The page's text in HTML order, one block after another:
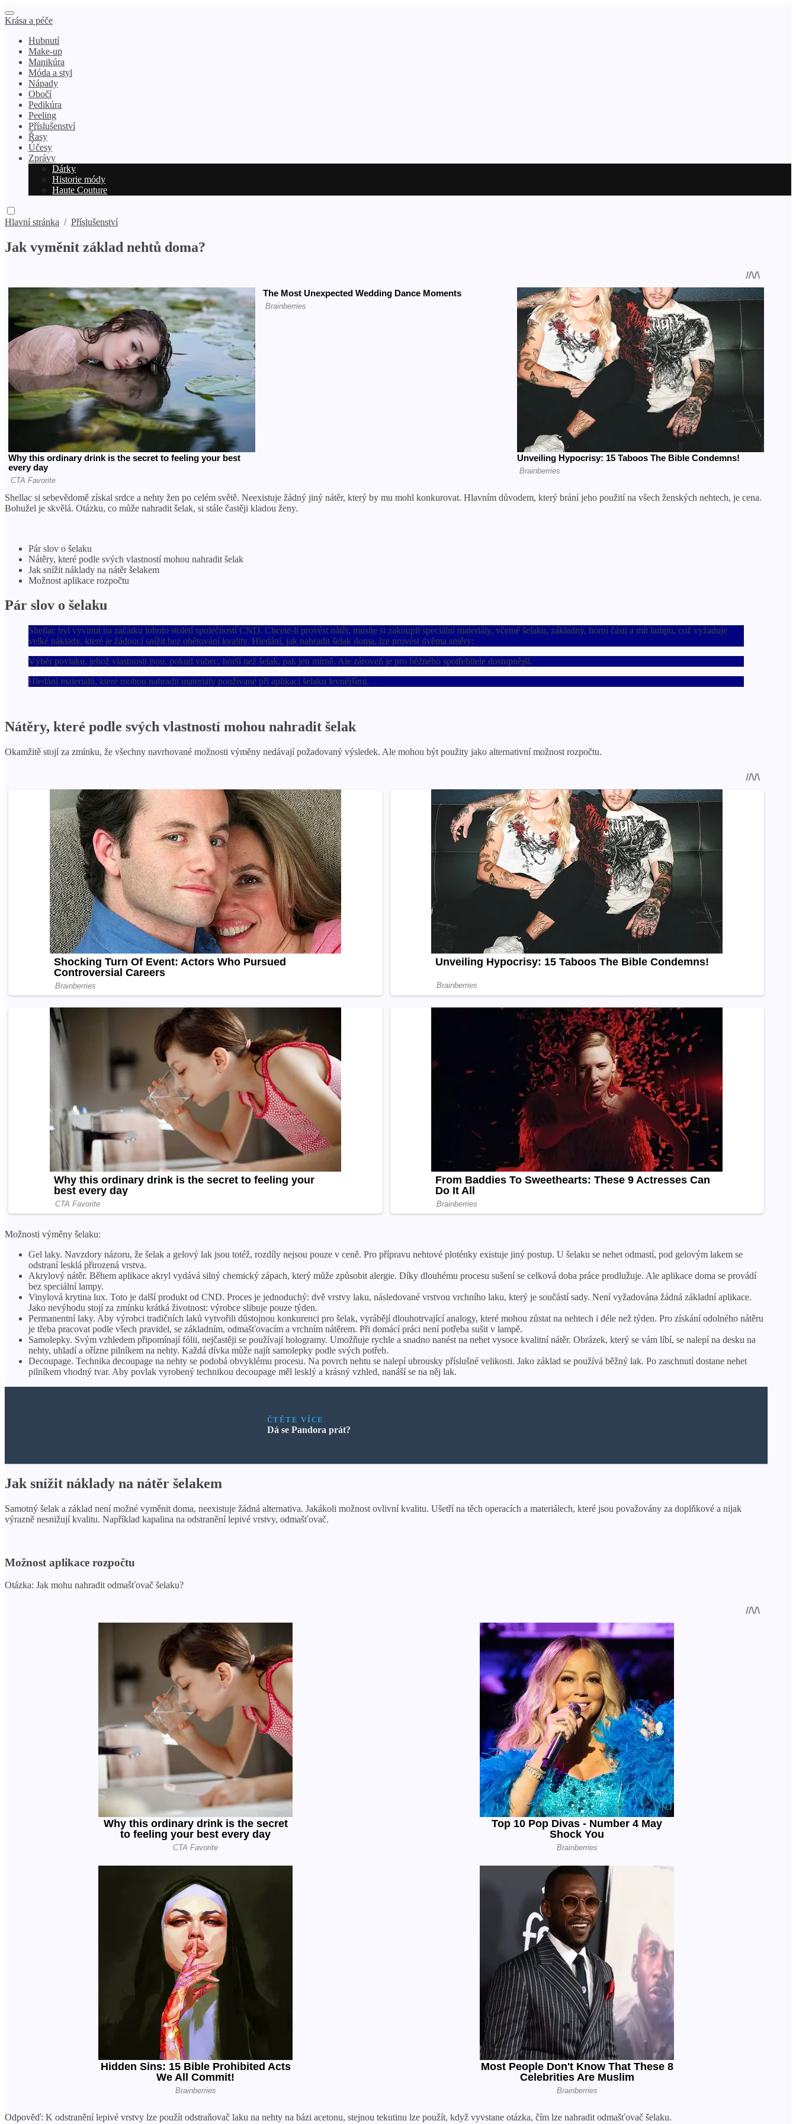
Krása a péče
Hubnutí
Make-up
Manikúra
Móda a styl
Nápady
Obočí
Pedikúra
Peeling
Příslušenství
Řasy
Účesy
Zprávy
Dárky
Historie módy
Haute Couture
Hlavní stránka / Příslušenství
Jak vyměnit základ nehtů doma?
Shellac si sebevědomě získal srdce a nehty žen po celém světě. Neexistuje žádný jiný nátěr, který by mu mohl konkurovat. Hlavním důvodem, který brání jeho použití na všech ženských nehtech, je cena.
Bohužel je skvělá. Otázku, co může nahradit šelak, si stále častěji kladou ženy.
Pár slov o šelaku
Nátěry, které podle svých vlastností mohou nahradit šelak
Jak snížit náklady na nátěr šelakem
Možnost aplikace rozpočtu
Pár slov o šelaku
Shellac byl vyvinut na začátku tohoto století společností CND. Chcete-li provést nátěr, musíte si zakoupit speciální materiály, včetně šelaku, základny, horní části a mít lampu, což vyžaduje
velké náklady, které je žádoucí snížit bez obětování kvality. Hledání, jak nahradit šelak doma, lze provést dvěma směry:
Výběr povlaku, jehož vlastnosti jsou, pokud vůbec, horší než šelak, pak jen mírně. Ale zároveň je pro běžného spotřebitele dostupnější.
Hledání materiálů, které mohou nahradit materiály používané při aplikaci šelaku levnějšími.
Nátěry, které podle svých vlastností mohou nahradit šelak
Okamžitě stojí za zmínku, že všechny navrhované možnosti výměny nedávají požadovaný výsledek. Ale mohou být použity jako alternativní možnost rozpočtu.
Možnosti výměny šelaku:
Gel laky. Navzdory názoru, že šelak a gelový lak jsou totéž, rozdíly nejsou pouze v ceně. Pro přípravu nehtové ploténky existuje jiný postup. U šelaku se nehet odmastí, pod gelovým lakem se
odstraní lesklá přirozená vrstva.
Akrylový nátěr. Během aplikace akryl vydává silný chemický zápach, který může způsobit alergie. Díky dlouhému procesu sušení se celková doba práce prodlužuje. Ale aplikace doma se provádí
bez speciální lampy.
Vinylová krytina lux. Toto je další produkt od CND. Proces je jednoduchý: dvě vrstvy laku, následované vrstvou vrchního laku, který je součástí sady. Není vyžadována žádná základní aplikace.
Jako nevýhodu stojí za zmínku krátká životnost: výrobce slibuje pouze týden.
Permanentní laky. Aby výrobci tradičních laků vytvořili důstojnou konkurenci pro šelak, vyrábějí dlouhotrvající analogy, které mohou zůstat na nehtech i déle než týden. Pro získání odolného nátěru
je třeba pracovat podle všech pravidel, se základním, odmašťovacím a vrchním nátěrem. Při domácí práci není potřeba sušit v lampě.
Samolepky. Svým vzhledem připomínají fólii, nejčastěji se používají hologramy. Umožňuje rychle a snadno nanést na nehet vysoce kvalitní nátěr. Obrázek, který se vám líbí, se nalepí na desku na
nehty, uhladí a ořízne pilníkem na nehty. Každá dívka může najít samolepky podle svých potřeb.
Decoupage. Technika decoupage na nehty se podobá obvyklému procesu. Na povrch nehtu se nalepí ubrousky příslušné velikosti. Jako základ se používá běžný lak. Po zaschnutí dostane nehet
pilníkem vhodný tvar. Aby povlak vyrobený technikou decoupage měl lesklý a krásný vzhled, nanáší se na něj lak.
ČTĚTE VÍCE
Dá se Pandora prát?
Jak snížit náklady na nátěr šelakem
Samotný šelak a základ není možné vyměnit doma, neexistuje žádná alternativa. Jakákoli možnost ovlivní kvalitu. Ušetří na těch operacích a materiálech, které jsou považovány za doplňkové a nijak
výrazně nesnižují kvalitu. Například kapalina na odstranění lepivé vrstvy, odmašťovač.
Možnost aplikace rozpočtu
Otázka: Jak mohu nahradit odmašťovač šelaku?
Odpověď: K odstranění lepivé vrstvy lze použít odstraňovač laku na nehty na bázi acetonu, stejnou tekutinu lze použít, když vyvstane otázka, čím lze nahradit odmašťovač šelaku.